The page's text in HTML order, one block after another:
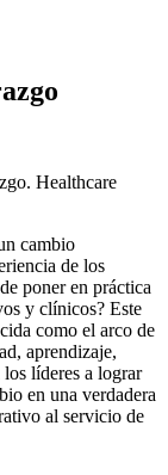
Healthcare
cambio
de los
poner en práctica
y clínicos? Este
como el arco de
aprendizaje,
líderes a lograr
en una verdadera
al servicio de